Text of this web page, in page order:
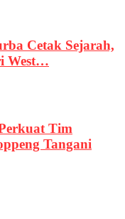
Cetak Sejarah,
West…
Tim
Tangani